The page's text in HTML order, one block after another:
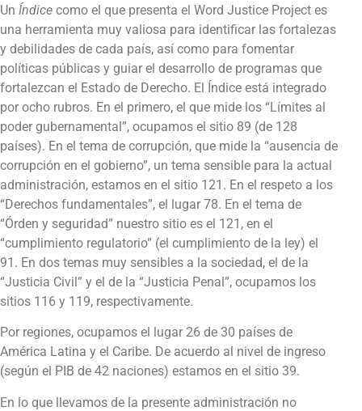
Un Índice como el que presenta el Word Justice Project es
una herramienta muy valiosa para identificar las fortalezas
y debilidades de cada país, así como para fomentar
políticas públicas y guiar el desarrollo de programas que
fortalezcan el Estado de Derecho. El Índice está integrado
por ocho rubros. En el primero, el que mide los “Límites al
poder gubernamental”, ocupamos el sitio 89 (de 128
países). En el tema de corrupción, que mide la “ausencia de
corrupción en el gobierno”, un tema sensible para la actual
administración, estamos en el sitio 121. En el respeto a los
“Derechos fundamentales”, el lugar 78. En el tema de
“Órden y seguridad” nuestro sitio es el 121, en el
“cumplimiento regulatorio” (el cumplimiento de la ley) el
91. En dos temas muy sensibles a la sociedad, el de la
“Justicia Civil” y el de la “Justicia Penal”, ocupamos los
sitios 116 y 119, respectivamente.
Por regiones, ocupamos el lugar 26 de 30 países de
América Latina y el Caribe. De acuerdo al nivel de ingreso
(según el PIB de 42 naciones) estamos en el sitio 39.
En lo que llevamos de la presente administración no